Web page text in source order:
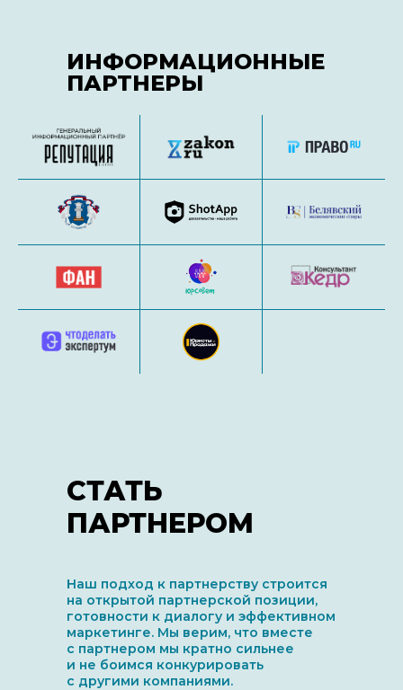
ИНФОРМАЦИОННЫЕ
ПАРТНЕРЫ
СТАТЬ
ПАРТНЕРОМ
Наш подход к партнерству строится
на открытой партнерской позиции,
готовности к диалогу и эффективном
маркетинге. Мы верим, что вместе
с партнером мы кратно сильнее
и не боимся конкурировать
с другими компаниями.